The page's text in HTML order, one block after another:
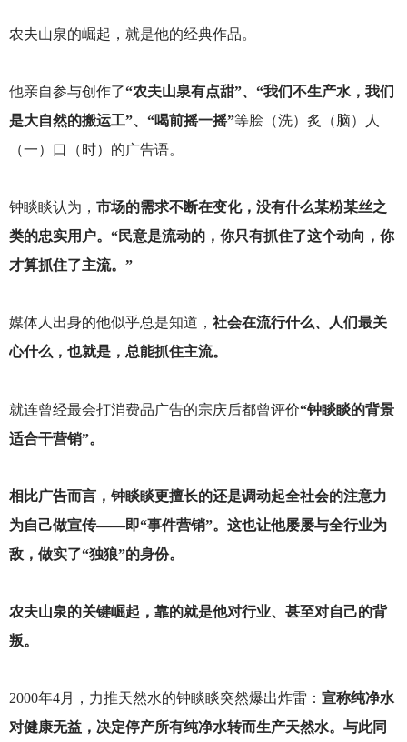
农夫山泉的崛起，就是他的经典作品。
他亲自参与创作了“农夫山泉有点甜”、“我们不生产水，我们
是大自然的搬运工”、“喝前摇一摇”等脍（洗）炙（脑）人
（一）口（时）的广告语。
钟睒睒认为， 市场的需求不断在变化，没有什么某粉某丝之
类的忠实用户。“民意是流动的，你只有抓住了这个动向，你
才算抓住了主流。”
媒体人出身的他似乎总是知道， 社会在流行什么、人们最关
心什么，也就是，总能抓住主流。
就连曾经最会打消费品广告的宗庆后都曾评价“钟睒睒的背景
适合干营销”。
相比广告而言，钟睒睒更擅长的还是调动起全社会的注意力
为自己做宣传——即“事件营销”。这也让他屡屡与全行业为
敌，做实了“独狼”的身份。
农夫山泉的关键崛起，靠的就是他对行业、甚至对自己的背
叛。
2000年4月，力推天然水的钟睒睒突然爆出炸雷： 宣称纯净水
对健康无益，决定停产所有纯净水转而生产天然水。与此同